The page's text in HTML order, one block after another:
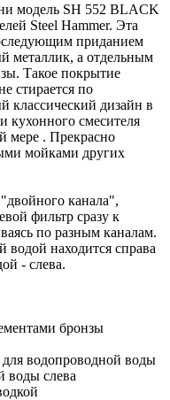
модель SH 552 BLACK
Steel Hammer. Эта
приданием
металлик, а отдельным
Такое покрытие
стирается по
классический дизайн в
кухонного смесителя
мере . Прекрасно
мойками других
канала",
фильтр сразу к
по разным каналам.
водой находится справа
- слева.
бронзы
водопроводной воды
воды слева